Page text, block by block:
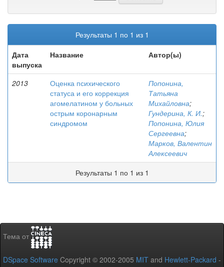
Результаты 1 по 1 из 1
Дата
выпуска
Название Автор(ы)
2013
Оценка психического
статуса и его коррекция
агомелатином у больных
острым коронарным
синдромом
Попонина,
Татьяна
Михайловна;
Гундерина, К. И.;
Попонина, Юлия
Сергеевна;
Марков, Валентин
Алексеевич
Результаты 1 по 1 из 1
Тема от
DSpace Software Copyright © 2002-2005 MIT and Hewlett-Packard -